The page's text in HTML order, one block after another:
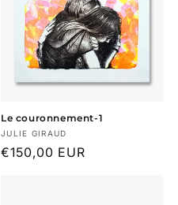
Le couronnement-1
Fournisseur :
JULIE GIRAUD
Prix
€150,00 EUR